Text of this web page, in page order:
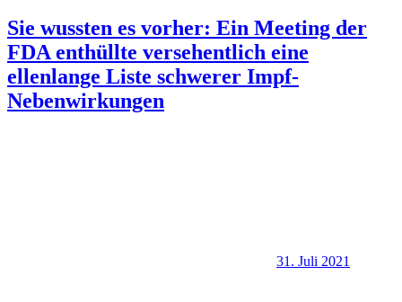
Sie wussten es vorher: Ein Meeting der
FDA enthüllte versehentlich eine
ellenlange Liste schwerer Impf-
Nebenwirkungen
31. Juli 2021